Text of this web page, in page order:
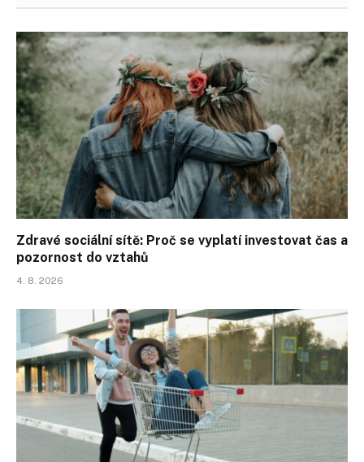
Zdravé sociální sítě: Proč se vyplatí investovat čas a
pozornost do vztahů
4. 8. 2026